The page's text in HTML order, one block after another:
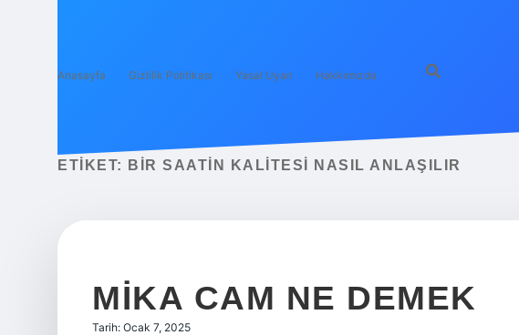
Anasayfa Gizlilik Politikası Yasal Uyarı Hakkımızda
ETIKET: BIR SAATIN KALITESI NASIL ANLAŞILIR
MIKA CAM NE DEMEK
Tarih: Ocak 7, 2025